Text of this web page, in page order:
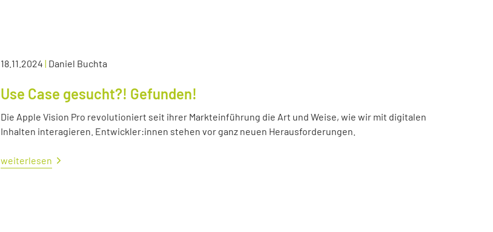
18.11.2024 | Daniel Buchta
Use Case gesucht?! Gefunden!
Die Apple Vision Pro revolutioniert seit ihrer Markteinführung die Art und Weise, wie wir mit digitalen
Inhalten interagieren. Entwickler:innen stehen vor ganz neuen Herausforderungen.
weiterlesen